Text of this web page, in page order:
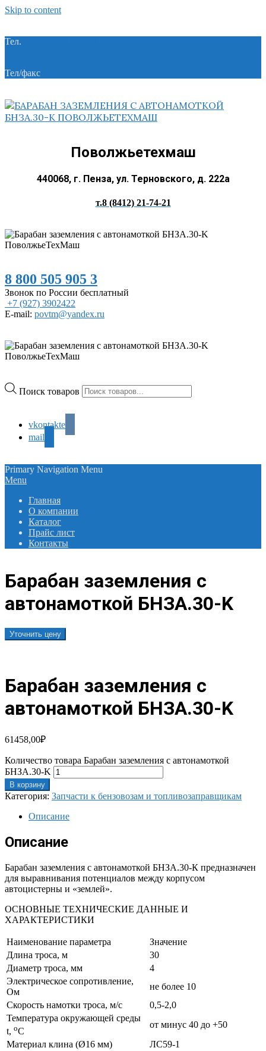
Skip to content
Тел.
Тел/факс
Поволжьетехмаш
440068, г. Пенза, ул. Терновского, д. 222а
т.8 (8412) 21-74-21
8 800 505 905 3
Звонок по России бесплатный
+7 (927) 3902422
E-mail: povtm@yandex.ru
Поиск товаров
vkontakte
mail
Primary Navigation Menu
Menu
Главная
О компании
Каталог
Прайс лист
Контакты
Барабан заземления с
автонамоткой БНЗА.30-K
Уточнить цену
Барабан заземления с
автонамоткой БНЗА.30-K
61458,00₽
Количество товара Барабан заземления с автонамоткой
БНЗА.30-K
В корзину
Категория: Запчасти к бензовозам и топливозаправщикам
Описание
Описание
Барабан заземления с автонамоткой БНЗА.30-К предназначен
для выравнивания потенциалов между корпусом
автоцистерны и «землей».
ОСНОВНЫЕ ТЕХНИЧЕСКИЕ ДАННЫЕ И
ХАРАКТЕРИСТИКИ
Наименование параметра
Значение
Длина троса, м
30
Диаметр троса, мм
4
Электрическое сопротивление,
Ом
не более 10
Скорость намотки троса, м/с
0,5-2,0
Температура окружающей среды
t, оС
от минус 40 до +50
Материал клина (Ø16 мм)
ЛС59-1